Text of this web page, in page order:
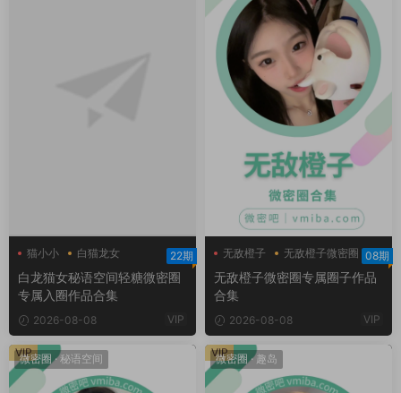
猫小小
白猫龙女
白猫龙女轻糖乐园
22期
白龙猫女秘语空间轻糖微密圈
专属入圈作品合集
2026-08-08 VIP
无敌橙子 无敌橙子微密圈 08期
无敌橙子微密圈专属圈子作品
合集
2026-08-08 VIP
微密圈·秘语空间
VIP 微密圈·趣岛
VIP